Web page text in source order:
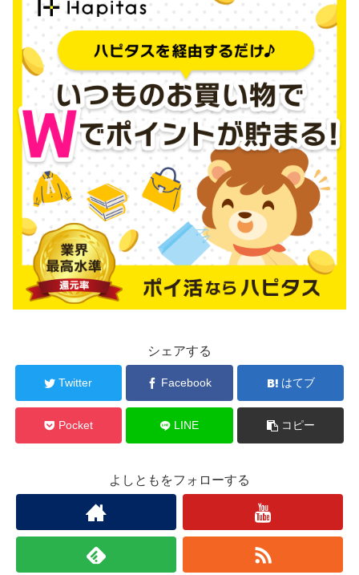
シェアする
Twitter Facebook はてブ
Pocket LINE コピー
よしともをフォローする